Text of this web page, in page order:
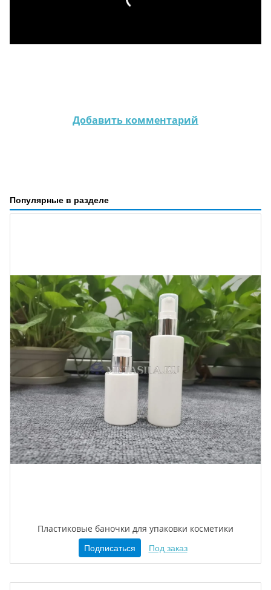
Добавить комментарий
Популярные в разделе
Пластиковые баночки для упаковки косметики
Подписаться Под заказ